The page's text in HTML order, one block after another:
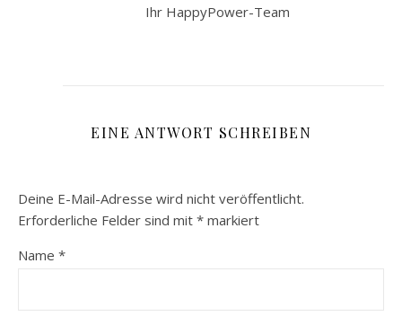
Ihr HappyPower-Team
EINE ANTWORT SCHREIBEN
Deine E-Mail-Adresse wird nicht veröffentlicht.
Erforderliche Felder sind mit * markiert
Name *